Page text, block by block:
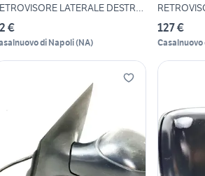
LATERALE DESTRO
€
di Napoli(NA)
SINISTRO
127 €
Casalnuovo